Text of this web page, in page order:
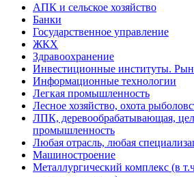
АПК и сельское хозяйство
Банки
Государственное управление
ЖКХ
Здравоохранение
Инвестиционные институты.
Информационные технологии
Легкая промышленность
Лесное хозяйство, охота
ЛПК, деревообрабатывающая,
промышленность
Любая отрасль, любая
Машиностроение
Металлургический комплекс (в